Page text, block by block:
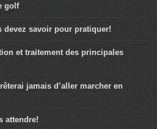
golf
devez savoir pour pratiquer!
et traitement des principales
jamais d’aller marcher en
attendre!